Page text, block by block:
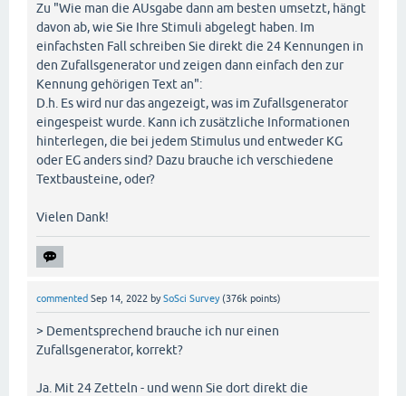
Zu "Wie man die AUsgabe dann am besten umsetzt, hängt
davon ab, wie Sie Ihre Stimuli abgelegt haben. Im
einfachsten Fall schreiben Sie direkt die 24 Kennungen in
den Zufallsgenerator und zeigen dann einfach den zur
Kennung gehörigen Text an":
D.h. Es wird nur das angezeigt, was im Zufallsgenerator
eingespeist wurde. Kann ich zusätzliche Informationen
hinterlegen, die bei jedem Stimulus und entweder KG
oder EG anders sind? Dazu brauche ich verschiedene
Textbausteine, oder?
Vielen Dank!
commented Sep 14, 2022 bySoSci Survey (376k points)
> Dementsprechend brauche ich nur einen
Zufallsgenerator, korrekt?
Ja. Mit 24 Zetteln - und wenn Sie dort direkt die